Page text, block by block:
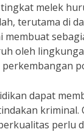
melek
terutama di
membuat
oleh
dapat
kriminal.
perlu